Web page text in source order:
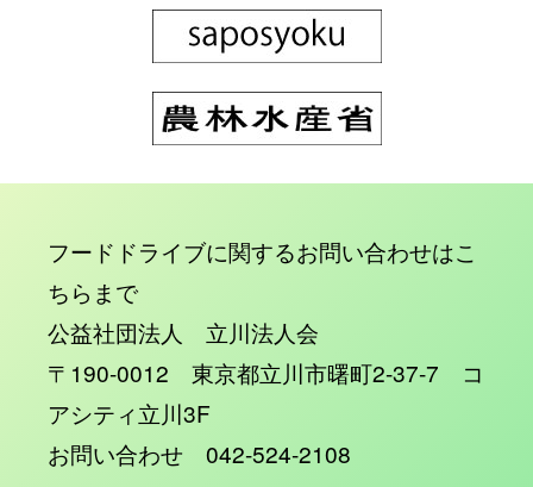
フードドライブに関するお問い合わせはこ
ちらまで
公益社団法人 立川法人会
〒190-0012 東京都立川市曙町2-37-7 コ
アシティ立川3F
お問い合わせ 042-524-2108